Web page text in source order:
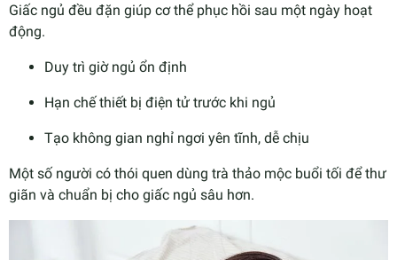
Giấc ngủ đều đặn giúp cơ thể phục hồi sau một ngày hoạt
động.
Duy trì giờ ngủ ổn định
Hạn chế thiết bị điện tử trước khi ngủ
Tạo không gian nghỉ ngơi yên tĩnh, dễ chịu
Một số người có thói quen dùng trà thảo mộc buổi tối để thư
giãn và chuẩn bị cho giấc ngủ sâu hơn.